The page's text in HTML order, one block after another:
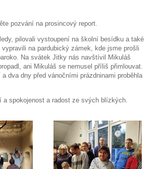
pozvání na prosincový report.
pilovali vystoupení na školní besídku a také
na pardubický zámek, kde jsme prošli
Na svátek Jitky nás navštívil Mikuláš
ani Mikuláš se nemusel příliš přimlouvat.
dva dny před vánočními prázdninami proběhla
spokojenost a radost ze svých blízkých.